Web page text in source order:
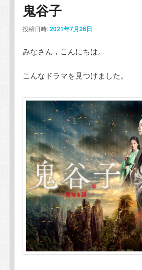
鬼谷子
投稿日時:2021年7月26日
みなさん，こんにちは。
こんなドラマを見つけました。